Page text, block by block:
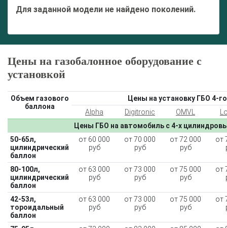
Для заданной модели не найдено поколений.
Цены на газобалонное оборудование с
установкой
Объем газового
баллона
Цены на установку ГБО 4-
Alpha
Digitronic OMVL
Цены ГБО на автомобиль с 4-х
50-65л,
цилиндрический
баллон
от 60 000
руб
от 70 000
руб
от 72 000
руб
от
80-100л,
цилиндрический
баллон
от 63 000
руб
от 73 000
руб
от 75 000
руб
от
42-53л,
тороидальный
баллон
от 63 000
руб
от 73 000
руб
от 75 000
руб
от